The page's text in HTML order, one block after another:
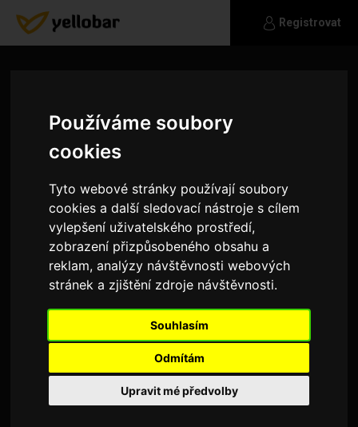
Používáme soubory
cookies
Tyto webové stránky používají soubory
cookies a další sledovací nástroje s cílem
vylepšení uživatelského prostředí,
zobrazení přizpůsobeného obsahu a
reklam, analýzy návštěvnosti webových
stránek a zjištění zdroje návštěvnosti.
Souhlasím
Odmítám
Upravit mé předvolby
Registrovat
Dasty
Hledám tu žena co by mě brala takového jaký